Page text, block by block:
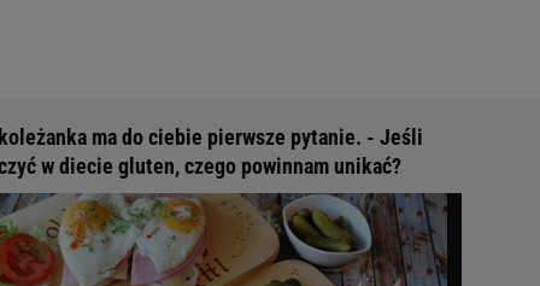
ma do ciebie pierwsze pytanie. - Jeśli
w diecie gluten, czego powinnam unikać?